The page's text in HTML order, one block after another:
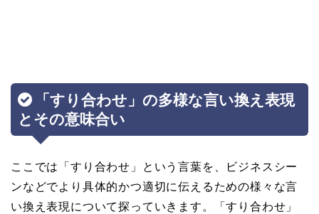
「すり合わせ」の多様な言い換え表現
とその意味合い
ここでは「すり合わせ」という言葉を、ビジネスシー
ンなどでより具体的かつ適切に伝えるための様々な言
い換え表現について探っていきます。「すり合わせ」